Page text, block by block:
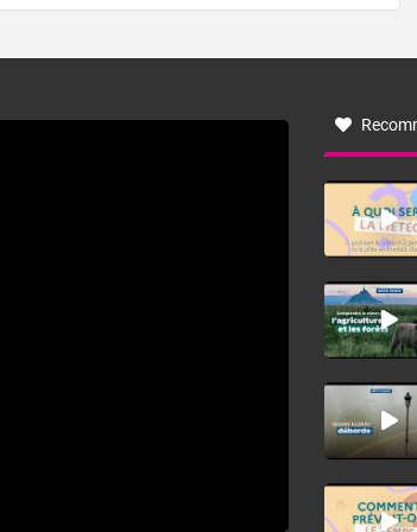
de forêt. Mais qu'est-ce que la tramontane ? Quelles sont
à nord-ouest, dans un secteur qui part du Roussillon à la
monts, en allusion aux régions montagneuses d’où